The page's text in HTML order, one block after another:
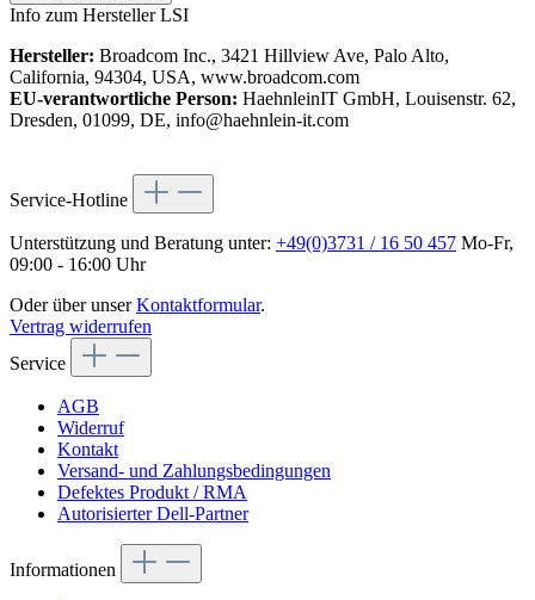
Info zum Hersteller LSI
Hersteller: Broadcom Inc., 3421 Hillview Ave, Palo Alto,
California, 94304, USA, www.broadcom.com
EU-verantwortliche Person: HaehnleinIT GmbH, Louisenstr. 62,
Dresden, 01099, DE, info@haehnlein-it.com
Service-Hotline
Unterstützung und Beratung unter: +49(0)3731 / 16 50 457 Mo-Fr,
09:00 - 16:00 Uhr
Oder über unserKontaktformular.
Vertrag widerrufen
Service
AGB
Widerruf
Kontakt
Versand- und Zahlungsbedingungen
Defektes Produkt / RMA
Autorisierter Dell-Partner
Informationen